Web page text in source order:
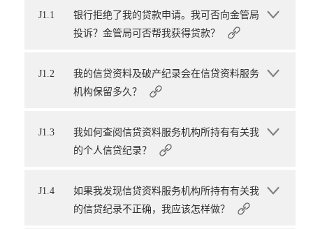
J1.1
银行拒绝了我的贷款申请。我可否向金管局
投诉？金管局可否帮我获得贷款？
J1.2
我的信贷资料及破产纪录会在信贷资料服务
机构保留多久？
J1.3
我如何查阅信贷资料服务机构所持有有关我
的个人信贷纪录？
J1.4
如果我发现信贷资料服务机构所持有有关我
的信贷纪录不正确，我应该怎样做？